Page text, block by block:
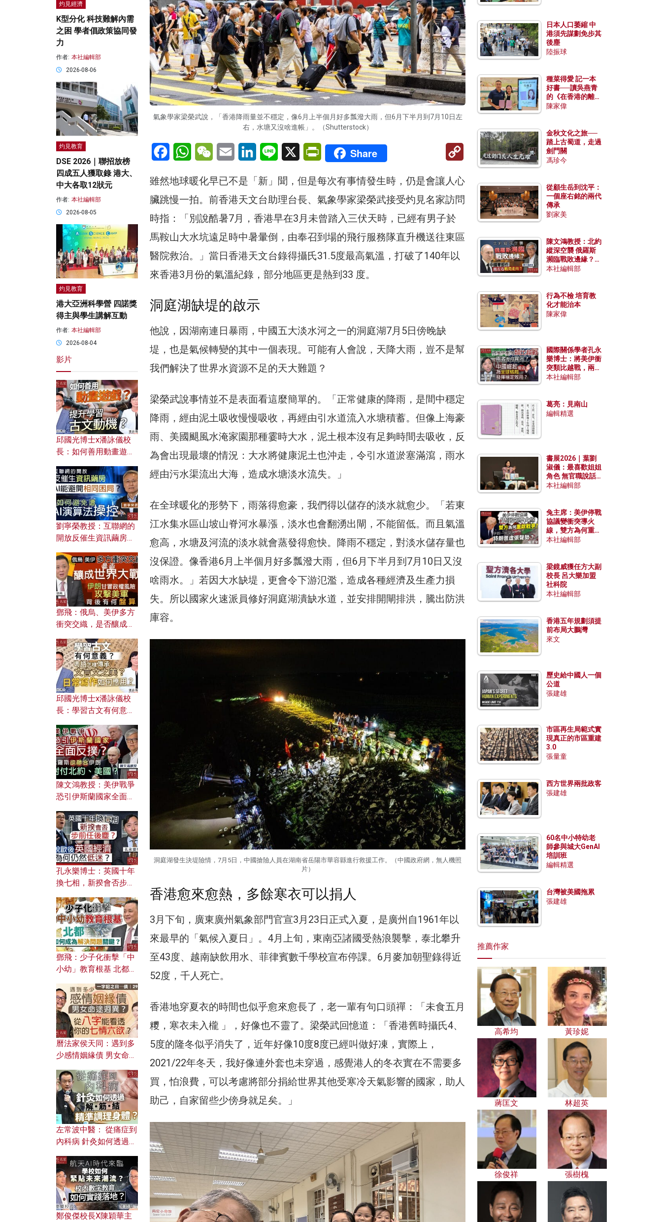
氣象學家梁榮武說，「香港降雨量並不穩定，像6月上半個月好多瓢潑大雨，但6月下半月到7月10日左
右，水塘又沒啥進帳」。（Shutterstock）
FacebookWhatsAppWeChatEmail LinkedInLine X PrintFriendly
Share
Copy
雖然地球暖化早已不是「新」聞，但是每次有事情發生時，仍是會讓人心
臟跳慢一拍。前香港天文台助理台長、氣象學家梁榮武接受灼見名家訪問
時指：「別說酷暑7月，香港早在3月未曾踏入三伏天時，已經有男子於
馬鞍山大水坑遠足時中暑暈倒，由奉召到場的飛行服務隊直升機送往東區
醫院救治。」當日香港天文台錄得攝氏31.5度最高氣溫，打破了140年以
來香港3月份的氣溫紀錄，部分地區更是熱到33 度。
洞庭湖缺堤的啟示
他說，因湖南連日暴雨，中國五大淡水河之一的洞庭湖7月5日傍晚缺
堤，也是氣候轉變的其中一個表現。可能有人會說，天降大雨，豈不是幫
我們解決了世界水資源不足的天大難題？
梁榮武說事情並不是表面看這麼簡單的。「正常健康的降雨，是間中穩定
降雨，經由泥土吸收慢慢吸收，再經由引水道流入水塘積蓄。但像上海豪
雨、美國颶風水淹家園那種霎時大水，泥土根本沒有足夠時間去吸收，反
為會出現最壞的情況：大水將健康泥土也沖走，令引水道淤塞滿瀉，雨水
經由污水渠流出大海，造成水塘淡水流失。」
在全球暖化的形勢下，雨落得愈豪，我們得以儲存的淡水就愈少。「若東
江水集水區山坡山脊河水暴漲，淡水也會翻湧出閘，不能留低。而且氣溫
愈高，水塘及河流的淡水就會蒸發得愈快。降雨不穩定，對淡水儲存量也
沒保證。像香港6月上半個月好多瓢潑大雨，但6月下半月到7月10日又沒
啥雨水。」若因大水缺堤，更會令下游氾濫，造成各種經濟及生產力損
失。所以國家火速派員修好洞庭湖潰缺水道，並安排開閘排洪，騰出防洪
庫容。
洞庭湖發生決堤險情，7月5日，中國搶險人員在湖南省岳陽市華容縣進行救援工作。（中國政府網，無人機照
片）
香港愈來愈熱，多餘寒衣可以捐人
3月下旬，廣東廣州氣象部門官宣3月23日正式入夏，是廣州自1961年以
來最早的「氣候入夏日」。4月上旬，東南亞諸國受熱浪襲擊，泰北攀升
至43度、越南缺飲用水、菲律賓數千學校宣布停課。6月麥加朝聖錄得近
52度，千人死亡。
香港地穿夏衣的時間也似乎愈來愈長了，老一輩有句口頭禪：「未食五月
糭，寒衣未入櫳 」，好像也不靈了。梁榮武回憶道：「香港舊時攝氏4、
5度的隆冬似乎消失了，近年好像10度8度已經叫做好凍，實際上，
2021/22年冬天，我好像連外套也未穿過，感覺港人的冬衣實在不需要多
買，怕浪費，可以考慮將部分捐給世界其他受寒冷天氣影響的國家，助人
助己，自家留些少傍身就足矣。」
灼見經濟
K型分化 科技難解內需
之困 學者倡政策協同發
力
作者: 本社編輯部
2026-08-06
灼見教育
DSE 2026｜聯招放榜
四成五人獲取錄 港大、
中大各取12狀元
作者: 本社編輯部
2026-08-05
灼見教育
港大亞洲科學營 四諾獎
得主與學生講解互動
作者: 本社編輯部
2026-08-04
影片
邱國光博士x潘詠儀校
長：如何善用動畫遊戲
劉寧榮教授：互聯網的
開放反催生資訊繭房，
何避免遭AI演算法操
控？
鄧飛：俄烏、美伊多方
衝突交織，是否釀成世
風險攻擊美軍，背後有
何盤算？
邱國光博士x潘詠儀校
長：學習古文有何意
文之美？ 日常寫作如何
應用？
陳文鴻教授：美伊戰爭
恐引伊斯蘭國家全面反
對付北約美國？
孔永樂博士：英國十年
換七相，新揆會否步前
濟為何仍然低迷？
鄧飛：少子化衝擊「中
小幼」教育根基 北都如
曆法家侯天同：遇到多
少感情姻緣債 男女命途
的七情六欲？
左常波中醫： 從痛症到
內科病 針灸如何透過解
鄭俊傑校長X陳穎華主
日本人口萎縮 中
港須先謀劃免步其
後塵
陸振球
種菜得愛 記一本
好書──讀吳燕青
的《在香港的離島
種菜》
陳家偉
金秋文化之旅──
踏上古蜀道，走過
劍門關
馮珍今
從顧生岳到沈平：
一個座右銘的兩代
傳承
劉家美
陳文鴻教授：北約
縱深空襲 俄羅斯
瀕臨戰敗邊緣？中
國零部件能左右戰
本社編輯部
行為不檢 培育教
化才能治本
陳家偉
國際關係學者孔永
樂博士：將美伊衝
突類比越戰，兩者
有何異同？中國崛
本社編輯部
葛亮：見南山
編輯精選
書展2026｜葉劉
淑儀：最喜歡姐姐
角色 無官職說話
包袱少
本社編輯部
兔主席：美伊停戰
協議變衝突導火
線，雙方為何重啟
戰爭？伊朗一早洞
本社編輯部
梁鏡威獲任方大副
校長 呂大樂加盟
社科院
本社編輯部
香港五年規劃須提
前布局大鵬灣
來文
歷史給中國人一個
公道
張建雄
市區再生局範式實
現真正的市區重建
3.0
張量童
西方世界兩批政客
張建雄
60名中小特幼老
師參與城大GenAI
培訓班
編輯精選
台灣被美國拖累
張建雄
推薦作家
高希均 黃珍妮
蔣匡文 林超英
徐俊祥 張樹槐